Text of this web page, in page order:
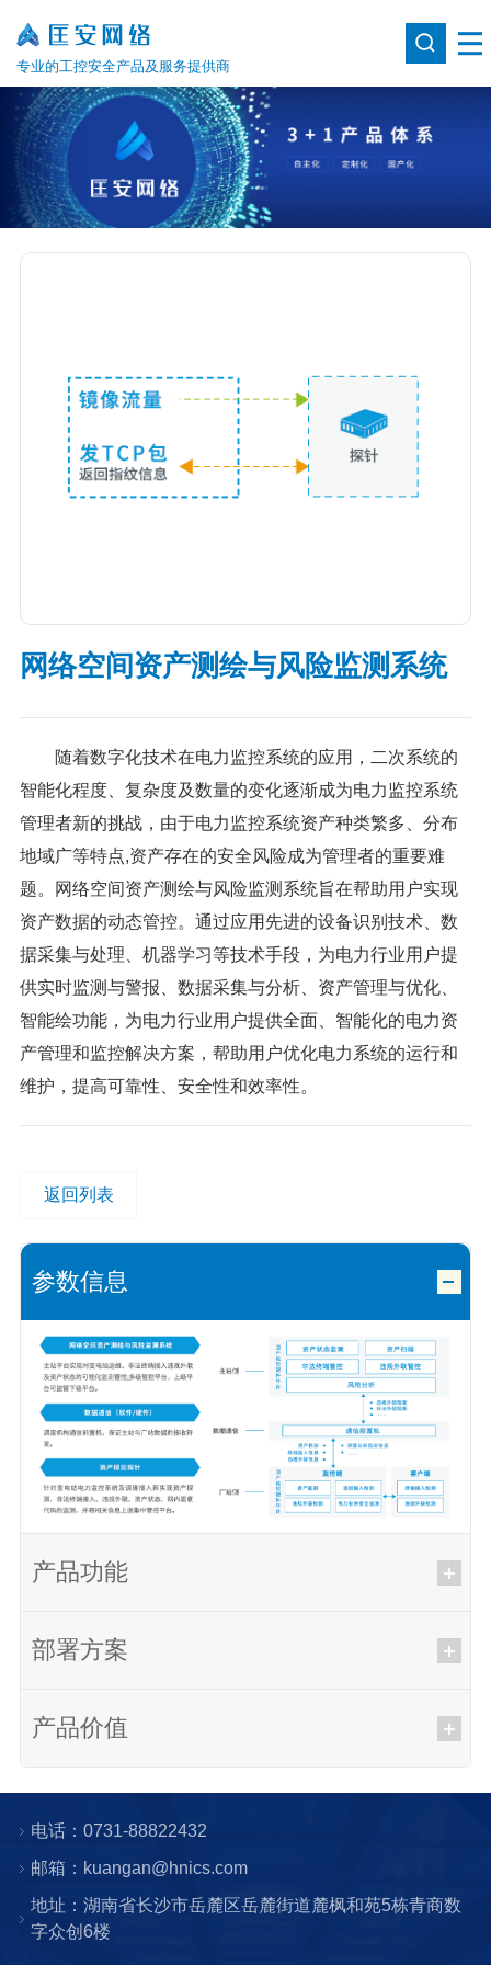
专业的工控安全产品及服务提供商
网络空间资产测绘与风险监测系统
随着数字化技术在电力监控系统的应用，二次系统的
智能化程度、复杂度及数量的变化逐渐成为电力监控系统
管理者新的挑战，由于电力监控系统资产种类繁多、分布
地域广等特点,资产存在的安全风险成为管理者的重要难
题。网络空间资产测绘与风险监测系统旨在帮助用户实现
资产数据的动态管控。通过应用先进的设备识别技术、数
据采集与处理、机器学习等技术手段，为电力行业用户提
供实时监测与警报、数据采集与分析、资产管理与优化、
智能绘功能，为电力行业用户提供全面、智能化的电力资
产管理和监控解决方案，帮助用户优化电力系统的运行和
维护，提高可靠性、安全性和效率性。
返回列表
参数信息
产品功能
部署方案
产品价值
电话：0731-88822432
邮箱：kuangan@hnics.com
地址：湖南省长沙市岳麓区岳麓街道麓枫和苑5栋青商数
字众创6楼